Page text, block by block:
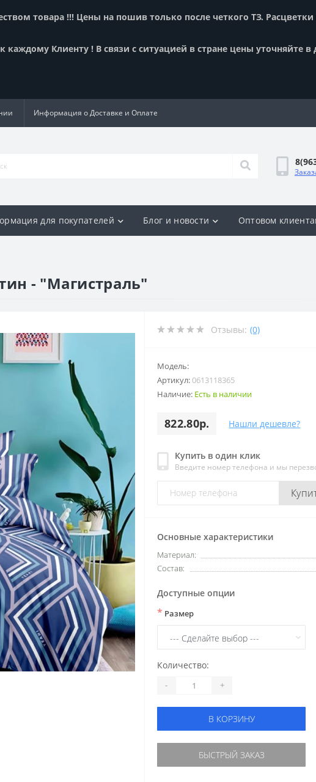
товара !!! Цены на пошив только после четкого ТЗ. Расцветки
Клиенту ! В связи с ситуацией в стране цены уточняйте в
Информация о Доставке и Оплате
для покупателей Блог и новости Оптовом
- "Магистраль"
Отзывы: (0)
Модель:
Артикул:0613118365
Наличие: Есть в наличии
822.80р. Нашли дешевле?
Купить в один клик
Введите номер телефона и мы
Основные характеристики
Материал:
Состав:
Доступные опции
* Размер
Количество:
- +
В КОРЗИНУ
БЫСТРЫЙ ЗАКАЗ